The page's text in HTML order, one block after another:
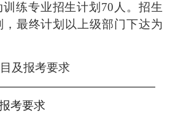
练专业招生计划 70 人。招生
最终计划以上级部门下达为
及报考要求
考要求